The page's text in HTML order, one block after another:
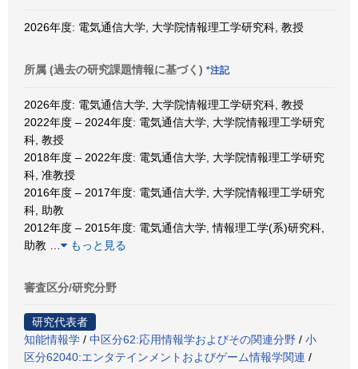
2026年度: 電気通信大学, 大学院情報理工学研究科, 教授
所属 (過去の研究課題情報に基づく) *注記
2026年度: 電気通信大学, 大学院情報理工学研究科, 教授
2022年度 – 2024年度: 電気通信大学, 大学院情報理工学研究
科, 教授
2018年度 – 2022年度: 電気通信大学, 大学院情報理工学研究
科, 准教授
2016年度 – 2017年度: 電気通信大学, 大学院情報理工学研究
科, 助教
2012年度 – 2015年度: 電気通信大学, 情報理工学(系)研究科,
助教
もっと見る
審査区分/研究分野
研究代表者
知能情報学 / 中区分62:応用情報学およびその関連分野 / 小
区分62040:エンタテインメントおよびゲーム情報学関連 /